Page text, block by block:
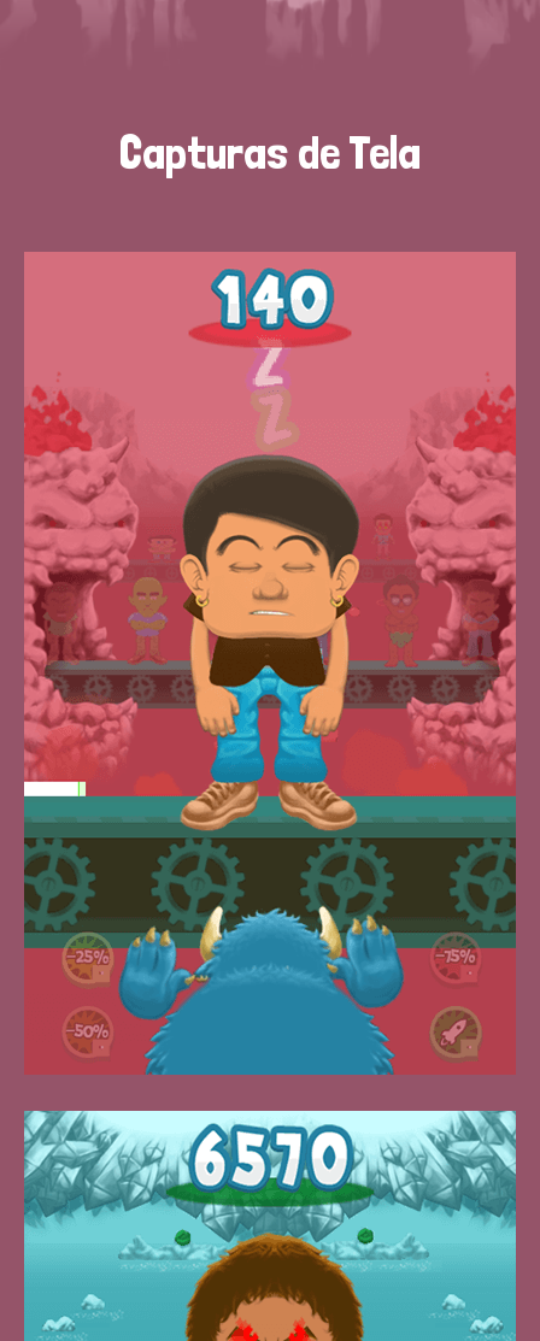
Capturas de Tela